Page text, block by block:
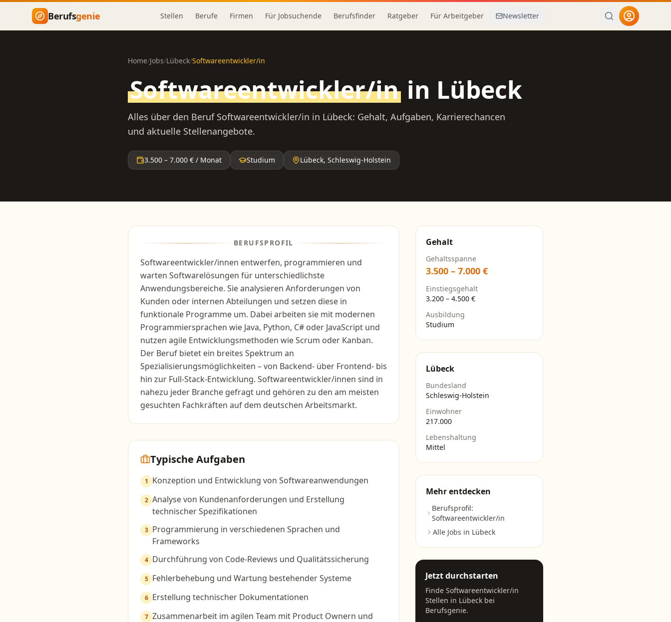
Zum Hauptinhalt springen
Berufsgenie Stellen Berufe Firmen Für Jobsuchende Berufsfinder Ratgeber Für Arbeitgeber Newsletter
Home/Jobs/Lübeck/Softwareentwickler/in
Softwareentwickler/in in Lübeck
Alles über den Beruf Softwareentwickler/in in Lübeck: Gehalt, Aufgaben, Karrierechancen
und aktuelle Stellenangebote.
3.500 – 7.000 € / Monat Studium Lübeck, Schleswig-Holstein
BERUFSPROFIL
Softwareentwickler/innen entwerfen, programmieren und
warten Softwarelösungen für unterschiedlichste
Anwendungsbereiche. Sie analysieren Anforderungen von
Kunden oder internen Abteilungen und setzen diese in
funktionale Programme um. Dabei arbeiten sie mit modernen
Programmiersprachen wie Java, Python, C# oder JavaScript und
nutzen agile Entwicklungsmethoden wie Scrum oder Kanban.
Der Beruf bietet ein breites Spektrum an
Spezialisierungsmöglichkeiten – von Backend- über Frontend- bis
hin zur Full-Stack-Entwicklung. Softwareentwickler/innen sind in
nahezu jeder Branche gefragt und gehören zu den am meisten
gesuchten Fachkräften auf dem deutschen Arbeitsmarkt.
Typische Aufgaben
1 Konzeption und Entwicklung von Softwareanwendungen
2 Analyse von Kundenanforderungen und Erstellung
technischer Spezifikationen
3 Programmierung in verschiedenen Sprachen und
Frameworks
4 Durchführung von Code-Reviews und Qualitätssicherung
5 Fehlerbehebung und Wartung bestehender Systeme
6 Erstellung technischer Dokumentationen
7 Zusammenarbeit im agilen Team mit Product Ownern und
Gehalt
Gehaltsspanne
3.500 – 7.000 €
Einstiegsgehalt
3.200 – 4.500 €
Ausbildung
Studium
Lübeck
Bundesland
Schleswig-Holstein
Einwohner
217.000
Lebenshaltung
Mittel
Mehr entdecken
Berufsprofil:
Softwareentwickler/in
Alle Jobs in Lübeck
Jetzt durchstarten
Finde Softwareentwickler/in
Stellen in Lübeck bei
Berufsgenie.